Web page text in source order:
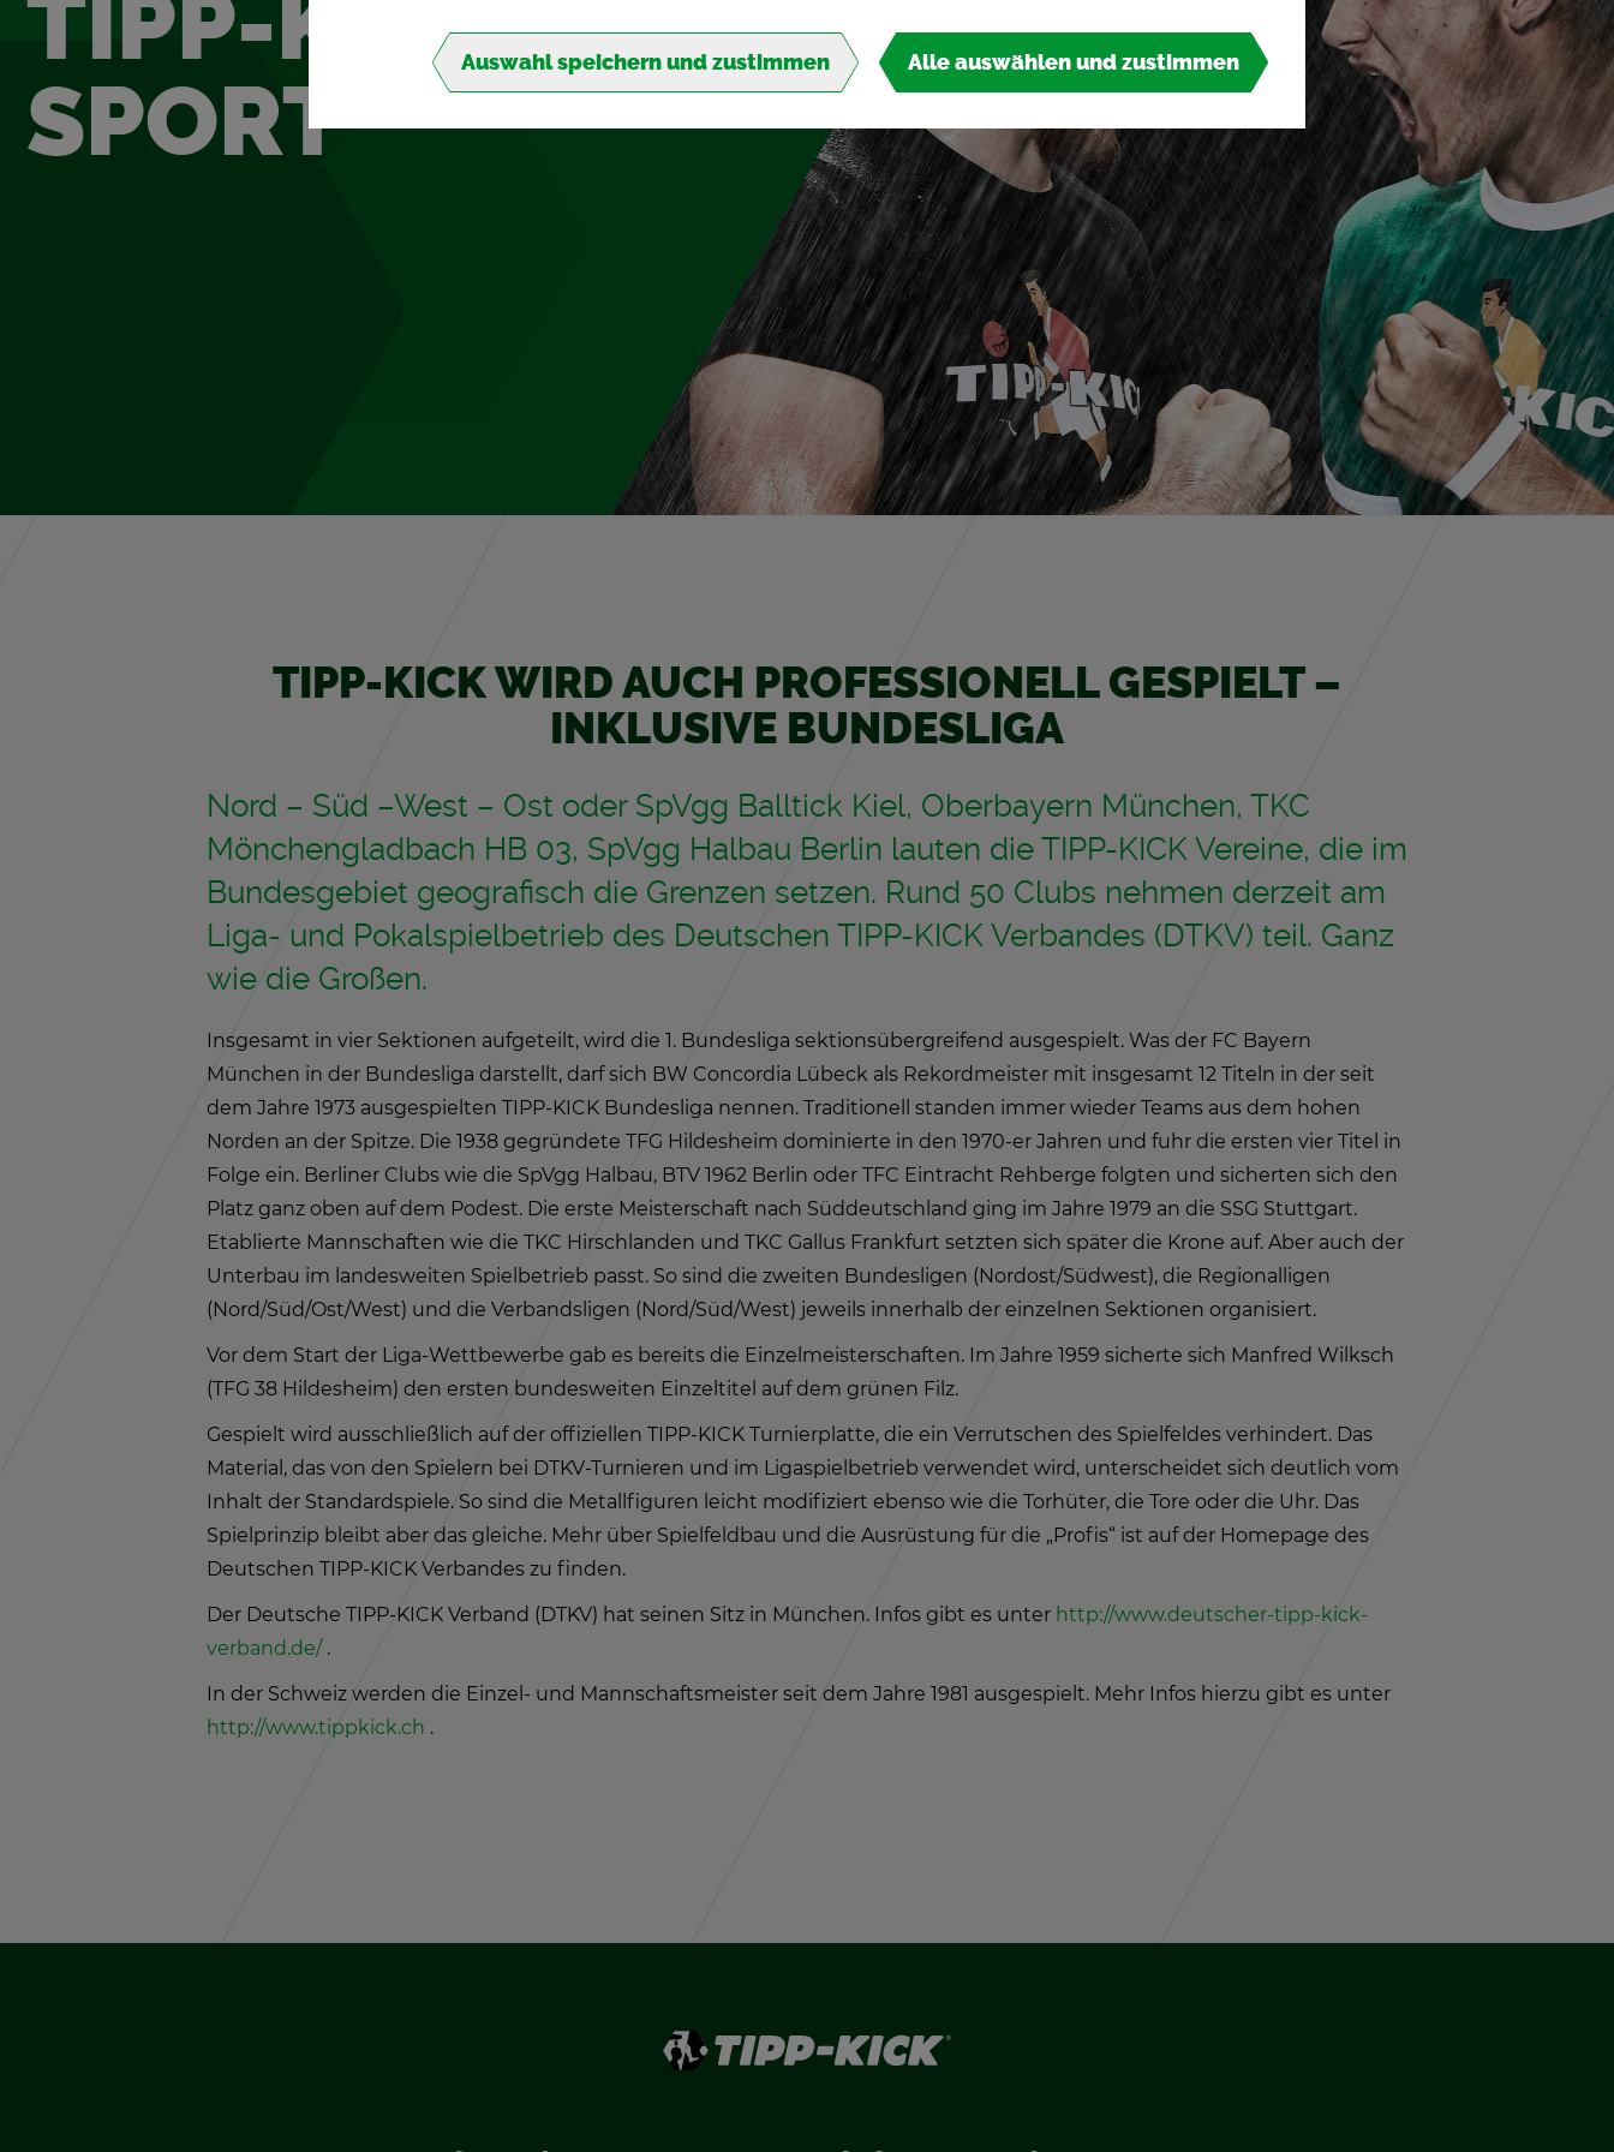
Auswahl speichern und zustimmen Alle auswählen und zustimmen
TIPP-KICK
SPORT
TIPP-KICK WIRD AUCH PRO­FES­SIO­NELL GE­SPIELT –
IN­KLU­SI­VE BUN­DES­LI­GA
Nord – Süd –West – Ost oder SpVgg Ball­tick Kiel, Ober­bay­ern Mün­chen, TKC
Mön­chen­glad­bach HB 03, SpVgg Halbau Ber­lin lau­ten die TIPP-KICK Ver­ei­ne, die im
Bun­des­ge­biet geo­gra­fisch die Gren­zen set­zen. Rund 50 Clubs neh­men der­zeit am
Liga- und Po­kal­spiel­be­trieb des Deut­schen TIPP-KICK Ver­ban­des (DTKV) teil. Ganz
wie die Gro­ßen.
Ins­ge­samt in vier Sek­tio­nen auf­ge­teilt, wird die 1. Bun­des­li­ga sek­ti­ons­über­grei­fend aus­ge­spielt. Was der FC Bay­ern
Mün­chen in der Bun­des­li­ga dar­stellt, darf sich BW Con­cor­dia Lü­beck als Re­kord­meis­ter mit ins­ge­samt 12 Ti­teln in der seit
dem Jahre 1973 aus­ge­spiel­ten TIPP-KICK Bun­des­li­ga nen­nen. Tra­di­tio­nell stan­den immer wie­der Teams aus dem hohen
Nor­den an der Spit­ze. Die 1938 ge­grün­de­te TFG Hil­des­heim do­mi­nier­te in den 1970-er Jah­ren und fuhr die ers­ten vier Titel in
Folge ein. Ber­li­ner Clubs wie die SpVgg Halbau, BTV 1962 Ber­lin oder TFC Ein­tracht Reh­ber­ge folg­ten und si­cher­ten sich den
Platz ganz oben auf dem Po­dest. Die erste Meis­ter­schaft nach Süd­deutsch­land ging im Jahre 1979 an die SSG Stutt­gart.
Eta­blier­te Mann­schaf­ten wie die TKC Hirsch­lan­den und TKC Gal­lus Frank­furt setz­ten sich spä­ter die Krone auf. Aber auch der
Un­ter­bau im lan­des­wei­ten Spiel­be­trieb passt. So sind die zwei­ten Bun­des­li­gen (Nord­ost/Süd­west), die Re­gio­nal­li­gen
(Nord/Süd/Ost/West) und die Ver­bands­li­gen (Nord/Süd/West) je­weils in­ner­halb der ein­zel­nen Sek­tio­nen or­ga­ni­siert.
Vor dem Start der Li­ga-Wett­be­wer­be gab es be­reits die Ein­zel­meis­ter­schaf­ten. Im Jahre 1959 si­cher­te sich Man­fred Wilksch
(TFG 38 Hil­des­heim) den ers­ten bun­des­wei­ten Ein­zel­ti­tel auf dem grü­nen Filz.
Ge­spielt wird aus­schließ­lich auf der of­fi­zi­el­len TIPP-KICK Tur­nier­plat­te, die ein Ver­rut­schen des Spiel­fel­des ver­hin­dert. Das
Ma­te­ri­al, das von den Spie­lern bei DT­KV-Tur­nie­ren und im Li­ga­spiel­be­trieb ver­wen­det wird, un­ter­schei­det sich deut­lich vom
In­halt der Stan­dard­spie­le. So sind die Me­tall­fi­gu­ren leicht mo­di­fi­ziert eben­so wie die Tor­hü­ter, die Tore oder die Uhr. Das
Spiel­prin­zip bleibt aber das glei­che. Mehr über Spiel­feld­bau und die Aus­rüs­tung für die „Pro­fis“ ist auf der Home­page des
Deut­schen TIPP-KICK Ver­ban­des zu fin­den.
Der Deut­sche TIPP-KICK Ver­band (DTKV) hat sei­nen Sitz in Mün­chen. Infos gibt es unter http://​www.​deutscher-​tipp-​kick-​
verband.​de/.
In der Schweiz wer­den die Ein­zel- und Mann­schafts­meis­ter seit dem Jahre 1981 aus­ge­spielt. Mehr Infos hier­zu gibt es unter
http://​www.​tippkick.​ch .